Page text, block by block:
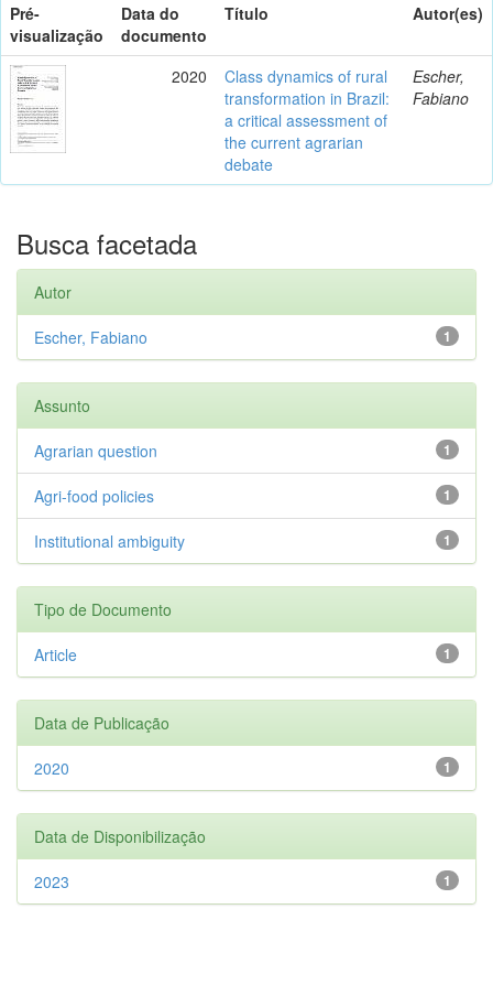
Pré-
visualização
Data do
documento
Título Autor(es)
2020
Class dynamics of rural
transformation in Brazil:
a critical assessment of
the current agrarian
debate
Escher,
Fabiano
Busca facetada
Autor
1
Escher, Fabiano
Assunto
1
Agrarian question
1
Agri-food policies
1
Institutional ambiguity
Tipo de Documento
1
Article
Data de Publicação
1
2020
Data de Disponibilização
1
2023